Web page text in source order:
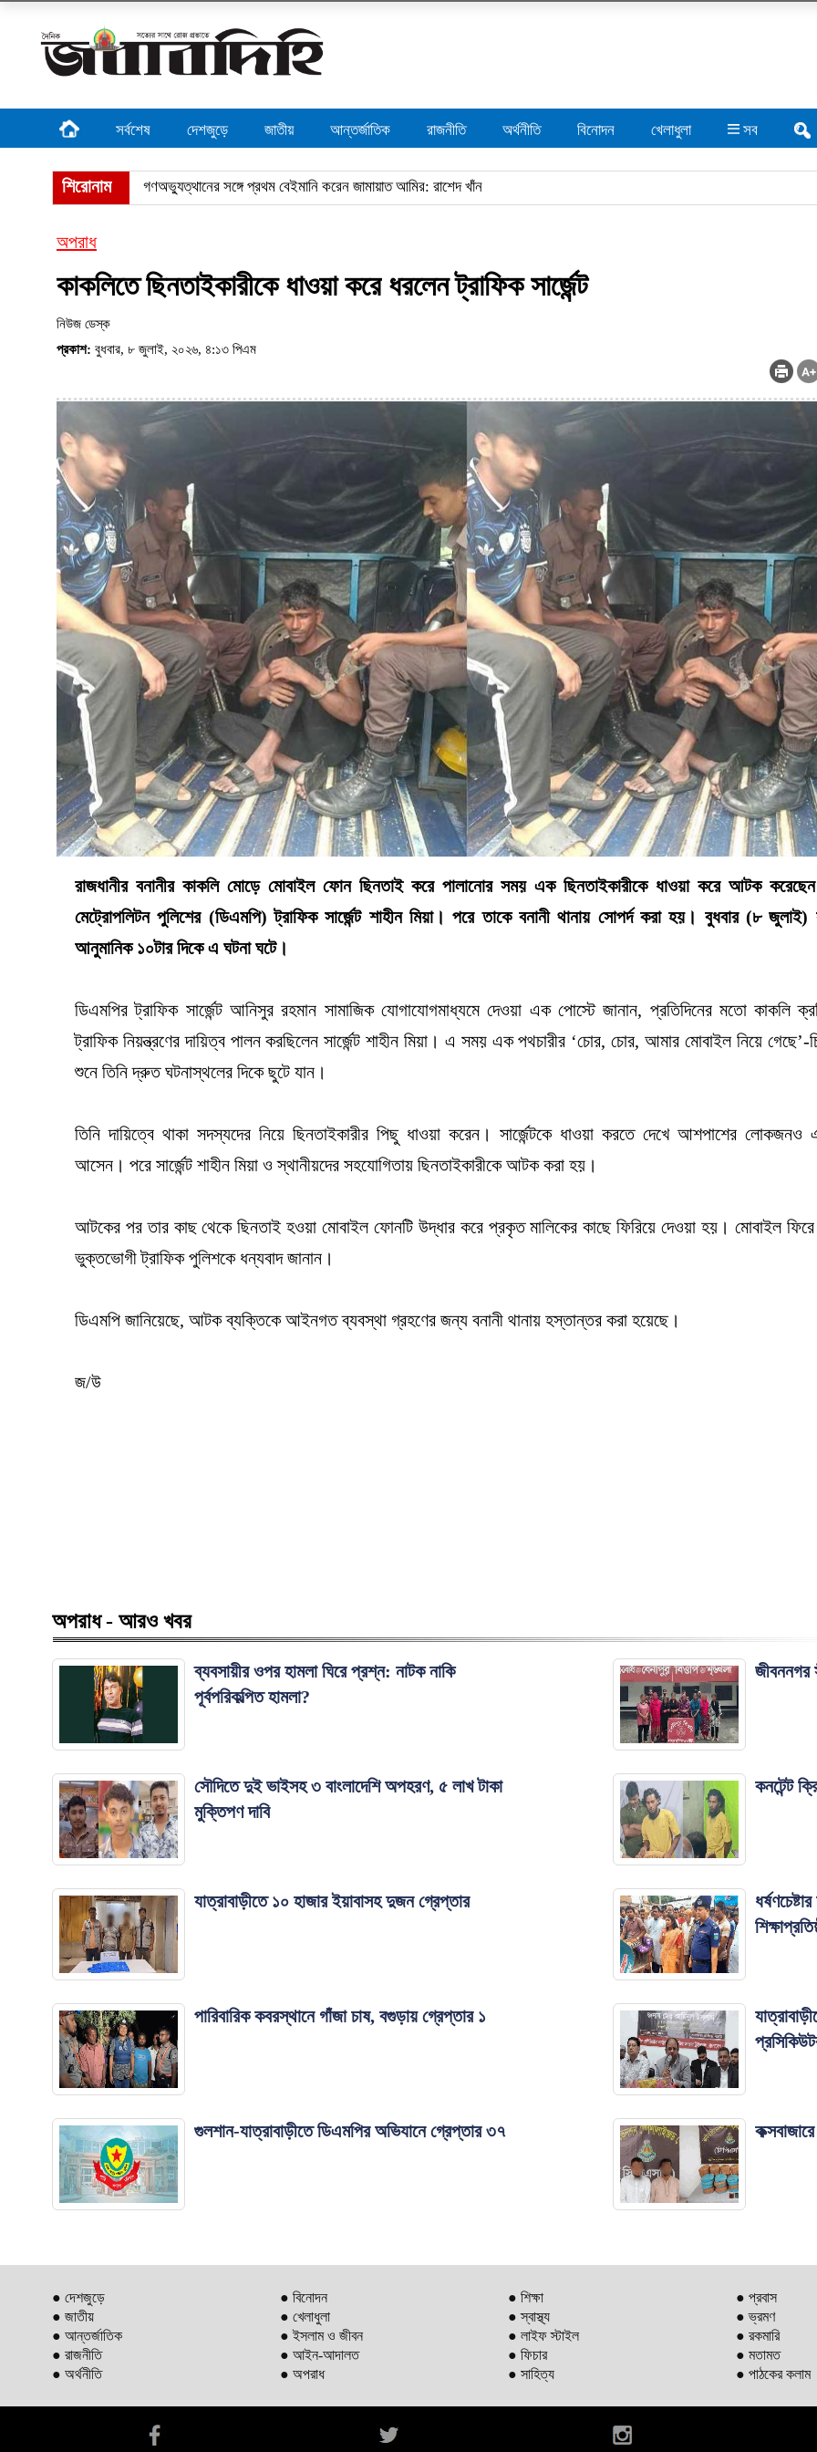
সর্বশেষ দেশজুড়ে জাতীয় আন্তর্জাতিক রাজনীতি অর্থনীতি বিনোদন খেলাধুলা সব
শিরোনাম তিস্তা প্রক
অপরাধ
কাকলিতে ছিনতাইকারীকে ধাওয়া করে ধরলেন ট্রাফিক সার্জেন্ট
নিউজ ডেস্ক
প্রকাশ: বুধবার, ৮ জুলাই, ২০২৬, ৪:১৩ পিএম
রাজধানীর বনানীর কাকলি মোড়ে মোবাইল ফোন ছিনতাই করে পালানোর সময় এক ছিনতাইকারীকে ধাওয়া করে আটক করেছেন
মেট্রোপলিটন পুলিশের (ডিএমপি) ট্রাফিক সার্জেন্ট শাহীন মিয়া। পরে তাকে বনানী থানায় সোপর্দ করা হয়। বুধবার (৮ জুলাই)
আনুমানিক ১০টার দিকে এ ঘটনা ঘটে।
ডিএমপির ট্রাফিক সার্জেন্ট আনিসুর রহমান সামাজিক যোগাযোগমাধ্যমে দেওয়া এক পোস্টে জানান, প্রতিদিনের মতো কাকলি
ট্রাফিক নিয়ন্ত্রণের দায়িত্ব পালন করছিলেন সার্জেন্ট শাহীন মিয়া। এ সময় এক পথচারীর ‘চোর, চোর, আমার মোবাইল নিয়ে গেছে’-
শুনে তিনি দ্রুত ঘটনাস্থলের দিকে ছুটে যান।
তিনি দায়িত্বে থাকা সদস্যদের নিয়ে ছিনতাইকারীর পিছু ধাওয়া করেন। সার্জেন্টকে ধাওয়া করতে দেখে আশপাশের লোকজনও
আসেন। পরে সার্জেন্ট শাহীন মিয়া ও স্থানীয়দের সহযোগিতায় ছিনতাইকারীকে আটক করা হয়।
আটকের পর তার কাছ থেকে ছিনতাই হওয়া মোবাইল ফোনটি উদ্ধার করে প্রকৃত মালিকের কাছে ফিরিয়ে দেওয়া হয়। মোবাইল ফিরে
ভুক্তভোগী ট্রাফিক পুলিশকে ধন্যবাদ জানান।
ডিএমপি জানিয়েছে, আটক ব্যক্তিকে আইনগত ব্যবস্থা গ্রহণের জন্য বনানী থানায় হস্তান্তর করা হয়েছে।
জ/উ
অপরাধ - আরও খবর
ব্যবসায়ীর ওপর হামলা ঘিরে প্রশ্ন: নাটক নাকি
পূর্বপরিকল্পিত হামলা?
জীবননগর
সৌদিতে দুই ভাইসহ ৩ বাংলাদেশি অপহরণ, ৫ লাখ টাকা
মুক্তিপণ দাবি
কনটেন্ট
যাত্রাবাড়ীতে ১০ হাজার ইয়াবাসহ দুজন গ্রেপ্তার
পারিবারিক কবরস্থানে গাঁজা চাষ, বগুড়ায় গ্রেপ্তার ১
গুলশান-যাত্রাবাড়ীতে ডিএমপির অভিযানে গ্রেপ্তার ৩৭
● দেশজুড়ে
● জাতীয়
● আন্তর্জাতিক
● রাজনীতি
● অর্থনীতি
● বিনোদন
● খেলাধুলা
● ইসলাম ও জীবন
● আইন-আদালত
● অপরাধ
● শিক্ষা
● স্বাস্থ্য
● লাইফ স্টাইল
● ফিচার
● সাহিত্য
● প্রবাস
● ভ্রমণ
● রকমারি
● মতামত
● পাঠকের কলাম